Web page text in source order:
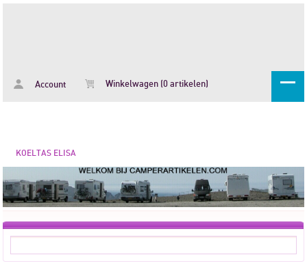
Account Winkelwagen (0 artikelen)
KOELTAS ELISA